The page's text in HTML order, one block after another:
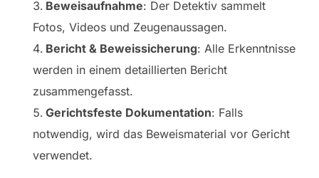
Beweisaufnahme: Der Detektiv sammelt
Fotos, Videos und Zeugenaussagen.
Bericht & Beweissicherung: Alle Erkenntnisse
werden in einem detaillierten Bericht
zusammengefasst.
Gerichtsfeste Dokumentation: Falls
notwendig, wird das Beweismaterial vor Gericht
verwendet.